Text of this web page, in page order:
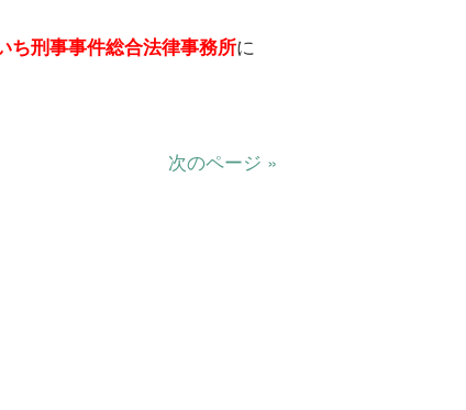
ち刑事事件総合法律事務所に
次のページ »